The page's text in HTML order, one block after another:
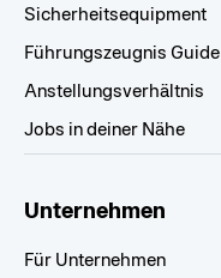
Sicherheitsequipment
Führungszeugnis Guide
Anstellungsverhältnis
Jobs in deiner Nähe
Unternehmen
Für Unternehmen